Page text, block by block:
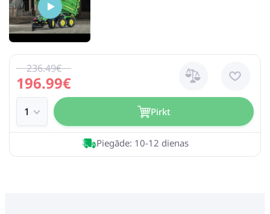
196.99€
236.49€
Pirkt
Piegāde: 10-12 dienas